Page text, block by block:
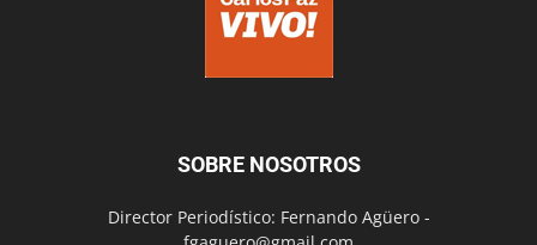
SOBRE NOSOTROS
Director Periodístico: Fernando Agüero -